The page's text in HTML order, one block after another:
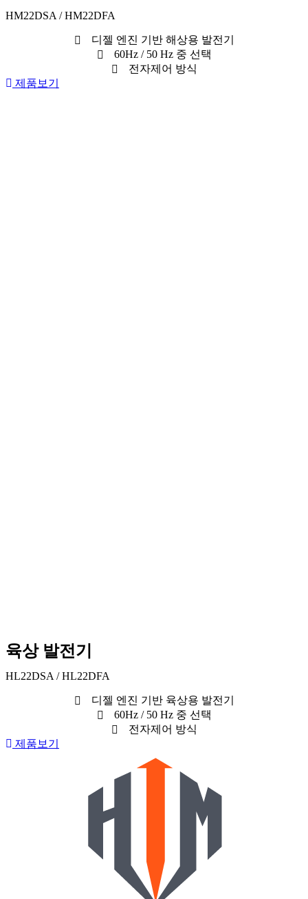
HM22DSA / HM22DFA
디젤 엔진 기반 해상용 발전기
60Hz / 50 Hz 중 선택
전자제어 방식
제품보기
육상 발전기
HL22DSA / HL22DFA
디젤 엔진 기반 육상용 발전기
60Hz / 50 Hz 중 선택
전자제어 방식
제품보기